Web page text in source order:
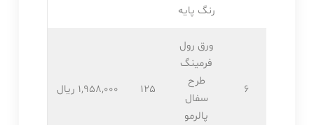
رنگ پایه
6
ورق رول
فرمینگ
طرح
سفال
پالرمو
125 1,958,۰۰۰ ریال